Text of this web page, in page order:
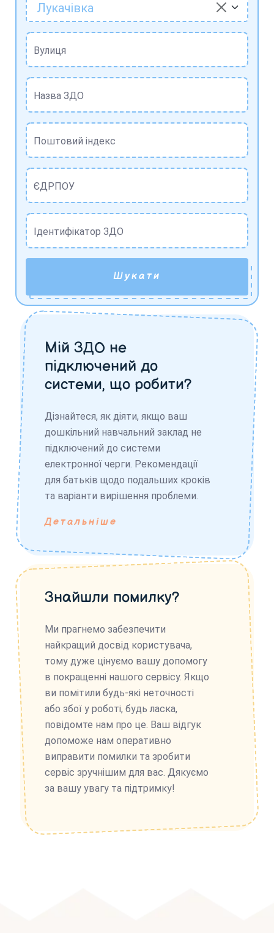
Лукачівка
Вулиця
Назва ЗДО
Поштовий індекс
ЄДРПОУ
Ідентифікатор ЗДО
Шукати
Мій ЗДО не
підключений до
системи, що робити?
Дізнайтеся, як діяти, якщо ваш
дошкільний навчальний заклад не
підключений до системи
електронної черги. Рекомендації
для батьків щодо подальших кроків
та варіанти вирішення проблеми.
Детальніше
Знайшли помилку?
Ми прагнемо забезпечити
найкращий досвід користувача,
тому дуже цінуємо вашу допомогу
в покращенні нашого сервісу. Якщо
ви помітили будь-які неточності
або збої у роботі, будь ласка,
повідомте нам про це. Ваш відгук
допоможе нам оперативно
виправити помилки та зробити
сервіс зручнішим для вас. Дякуємо
за вашу увагу та підтримку!